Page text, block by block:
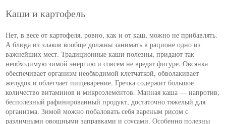
Каши и картофель
Нет, в весе от картофеля, ровно, как и от каш, можно не прибавлять.
А блюда из злаков вообще должны занимать в рационе одно из
важнейших мест. Традиционные каши полезны, придают так
необходимую зимой энергию и совсем не вредят фигуре. Овсянка
обеспечивает организм необходимой клетчаткой, обволакивает
желудок и облегчает пищеварение. Гречка содержит большое
количество витаминов и микроэлементов. Манная каша — напротив,
бесполезный рафинированный продукт, достаточно тяжелый для
организма. Зимой можно побаловать себя вареным рисом с
различными овощными заправками и соусами. Особенно полезны